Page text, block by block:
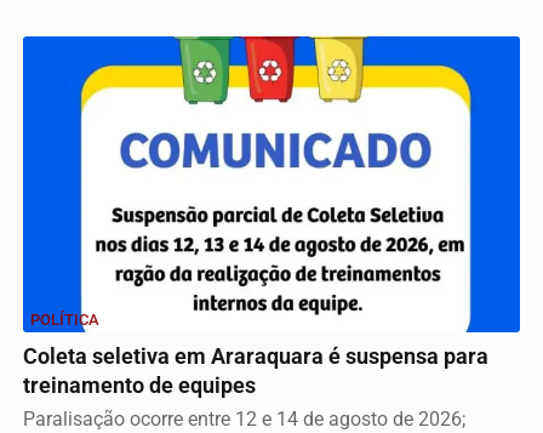
POLÍTICA
Coleta seletiva em Araraquara é suspensa para
treinamento de equipes
Paralisação ocorre entre 12 e 14 de agosto de 2026;